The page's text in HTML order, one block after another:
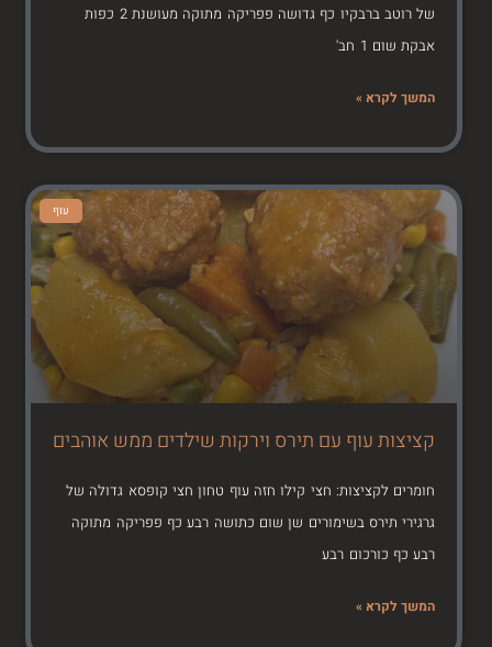
של רוטב ברבקיו כף גדושה פפריקה מתוקה מעושנת 2 כפות
אבקת שום 1 חב'
המשך לקרא »
עוף
קציצות עוף עם תירס וירקות שילדים ממש אוהבים
חומרים לקציצות: חצי קילו חזה עוף טחון חצי קופסא גדולה של
גרגירי תירס בשימורים שן שום כתושה רבע כף פפריקה מתוקה
רבע כף כורכום רבע
המשך לקרא »